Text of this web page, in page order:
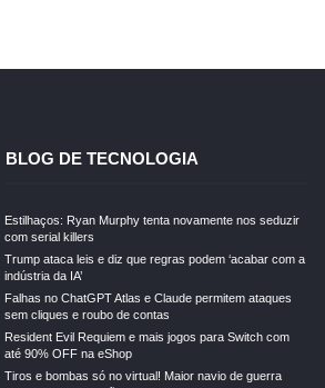
BLOG DE TECNOLOGIA
Estilhaços: Ryan Murphy tenta novamente nos seduzir
com serial killers
Trump ataca leis e diz que regras podem ‘acabar com a
indústria da IA’
Falhas no ChatGPT Atlas e Claude permitem ataques
sem cliques e roubo de contas
Resident Evil Requiem e mais jogos para Switch com
até 90% OFF na eShop
Tiros e bombas só no virtual! Maior navio de guerra